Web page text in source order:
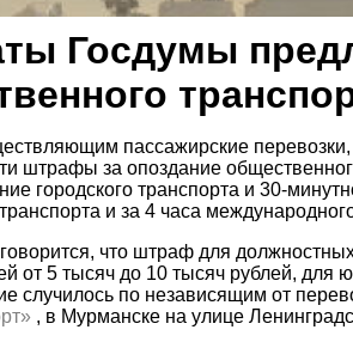
Госдумы
пассажирские
штрафы за опоздание
городского транспорта и 30-
и за 4 часа
что штраф для
от 5 тысяч до 10 тысяч рублей, для
случилось по независящим от
, в Мурманске на улице